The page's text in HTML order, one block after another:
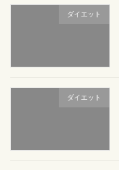
ダイエット
ダイエット